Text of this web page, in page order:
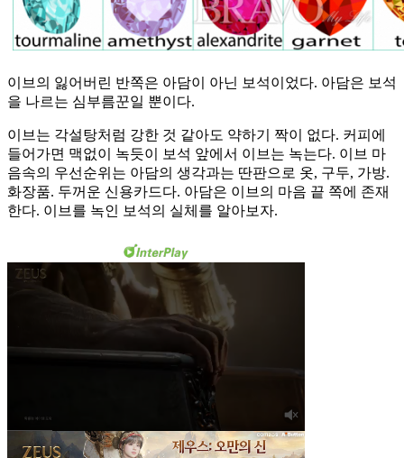
이브의 잃어버린 반쪽은 아담이 아닌 보석이었다. 아담은 보석
을 나르는 심부름꾼일 뿐이다.
이브는 각설탕처럼 강한 것 같아도 약하기 짝이 없다. 커피에
들어가면 맥없이 녹듯이 보석 앞에서 이브는 녹는다. 이브 마
음속의 우선순위는 아담의 생각과는 딴판으로 옷, 구두, 가방.
화장품. 두꺼운 신용카드다. 아담은 이브의 마음 끝 쪽에 존재
한다. 이브를 녹인 보석의 실체를 알아보자.